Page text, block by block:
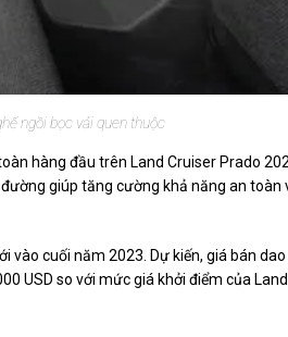
ngồi bọc vải quen thuộc
hàng đầu trên Land Cruiser Prado
giúp tăng cường khả năng an toàn
vào cuối năm 2023. Dự kiến, giá bán dao
USD so với mức giá khởi điểm của Land